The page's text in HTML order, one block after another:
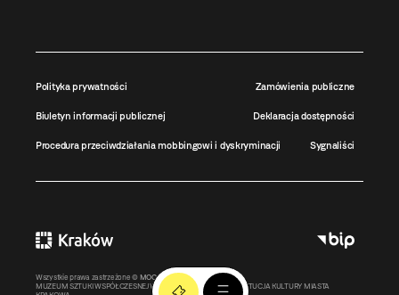
Polityka prywatności Zamówienia publiczne
Biuletyn informacji publicznej Deklaracja dostępności
Procedura przeciwdziałania mobbingowi i dyskryminacji Sygnaliści
Wszystkie prawa zastrzeżone © MOCAK2011-2026
MUZEUM SZTUKI WSPÓŁCZESNEJ W KRAKOWIE MOCAK – INSTYTUCJA KULTURY MIASTA